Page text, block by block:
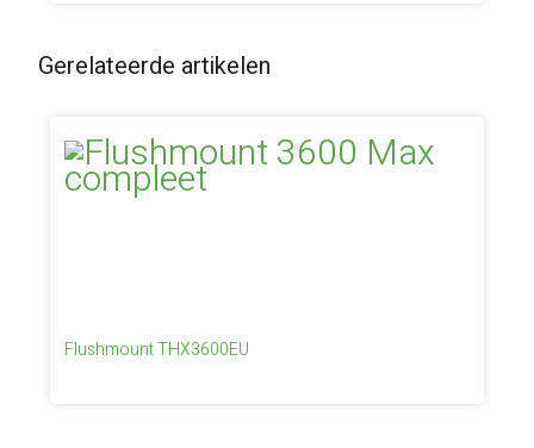
Gerelateerde artikelen
Flushmount THX3600EU